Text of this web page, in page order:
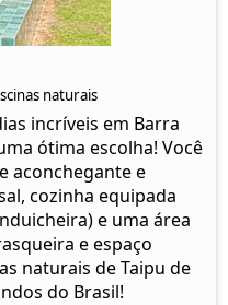
naturais
incríveis em Barra
ótima escolha! Você
aconchegante e
cozinha equipada
e uma área
e espaço
naturais de Taipu de
do Brasil!